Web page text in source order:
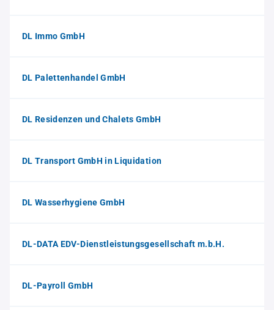
DL Immo GmbH
DL Palettenhandel GmbH
DL Residenzen und Chalets GmbH
DL Transport GmbH in Liquidation
DL Wasserhygiene GmbH
DL-DATA EDV-Dienstleistungsgesellschaft m.b.H.
DL-Payroll GmbH